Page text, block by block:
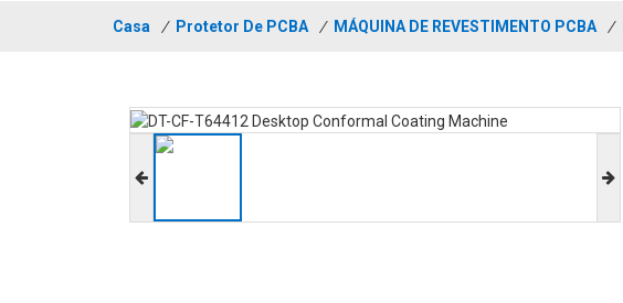
Casa / Protetor De PCBA / MÁQUINA DE REVESTIMENTO PCBA /